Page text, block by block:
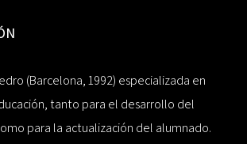
(Barcelona, 1992) especializada en
tanto para el desarrollo del
para la actualización del alumnado.